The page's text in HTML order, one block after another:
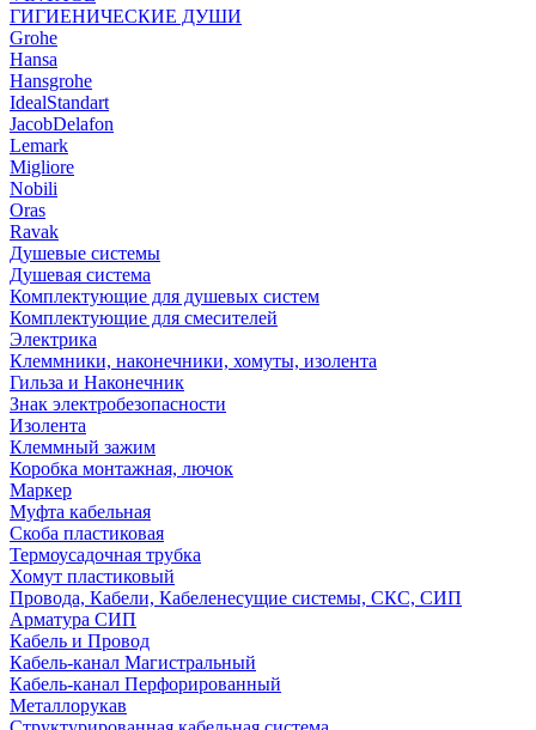
ГИГИЕНИЧЕСКИЕ ДУШИ
Grohe
Hansa
Hansgrohe
IdealStandart
JacobDelafon
Lemark
Migliore
Nobili
Oras
Ravak
Душевые системы
Душевая система
Комплектующие для душевых систем
Комплектующие для смесителей
Электрика
Клеммники, наконечники, хомуты, изолента
Гильза и Наконечник
Знак электробезопасности
Изолента
Клеммный зажим
Коробка монтажная, лючок
Маркер
Муфта кабельная
Скоба пластиковая
Термоусадочная трубка
Хомут пластиковый
Провода, Кабели, Кабеленесущие системы, СКС, СИП
Арматура СИП
Кабель и Провод
Кабель-канал Магистральный
Кабель-канал Перфорированный
Металлорукав